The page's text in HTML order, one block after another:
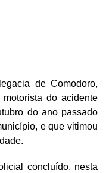
de Comodoro,
do acidente
do ano passado
e que vitimou
concluído, nesta